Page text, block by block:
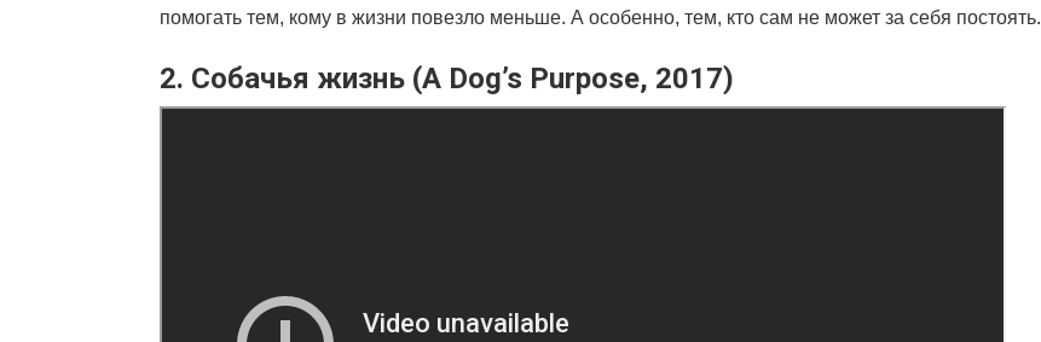
помогать тем, кому в жизни повезло меньше. А особенно, тем, кто сам не может за себя постоять.
2. Собачья жизнь (A Dog’s Purpose, 2017)